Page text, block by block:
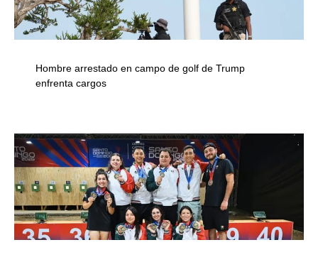
Hombre arrestado en campo de golf de Trump
enfrenta cargos